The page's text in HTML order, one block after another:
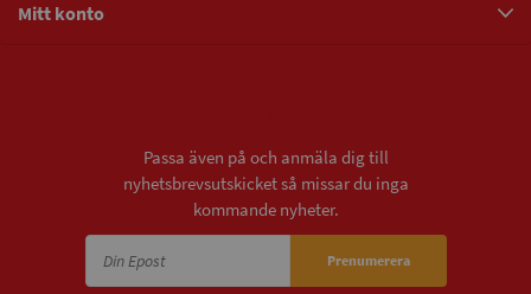
Mitt konto
Passa även på och anmäla dig till
nyhetsbrevsutskicket så missar du inga
kommande nyheter.
Prenumerera